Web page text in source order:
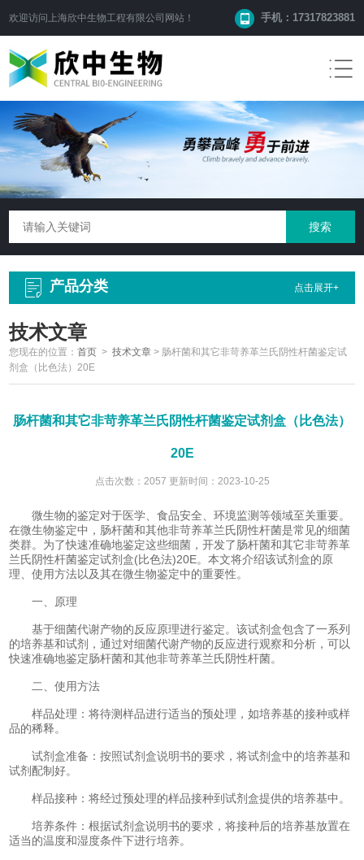
欢迎访问 上海欣中生物工程有限公司 网站！ 手机：17317823881
产品分类 点击展开+
技术文章
您现在的位置：首页 >技术文章 > 肠杆菌和其它非苛养革兰氏阴性杆菌鉴定试
剂盒（比色法）20E
肠杆菌和其它非苛养革兰氏阴性杆菌鉴定试剂盒（比色法）
20E
点击次数：2057 更新时间：2023-10-25
微生物的鉴定对于医学、食品安全、环境监测等领域至关重要。
在微生物鉴定中，肠杆菌和其他非苛养革兰氏阴性杆菌是常见的细菌
类群。为了快速准确地鉴定这些细菌，开发了肠杆菌和其它非苛养革
兰氏阴性杆菌鉴定试剂盒(比色法)20E。本文将介绍该试剂盒的原
理、使用方法以及其在微生物鉴定中的重要性。
一、原理
基于细菌代谢产物的反应原理进行鉴定。该试剂盒包含了一系列
的培养基和试剂，通过对细菌代谢产物的反应进行观察和分析，可以
快速准确地鉴定肠杆菌和其他非苛养革兰氏阴性杆菌。
二、使用方法
样品处理：将待测样品进行适当的预处理，如培养基的接种或样
品的稀释。
试剂盒准备：按照试剂盒说明书的要求，将试剂盒中的培养基和
试剂配制好。
样品接种：将经过预处理的样品接种到试剂盒提供的培养基中。
培养条件：根据试剂盒说明书的要求，将接种后的培养基放置在
适当的温度和湿度条件下进行培养。